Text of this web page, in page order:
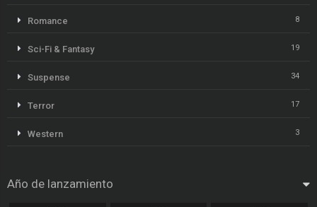
Romance 8
Sci-Fi & Fantasy 19
Suspense 34
Terror 17
Western 3
Año de lanzamiento